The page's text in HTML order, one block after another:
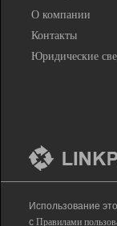
О компании
Контакты
Юридические
Использование
с Правилами